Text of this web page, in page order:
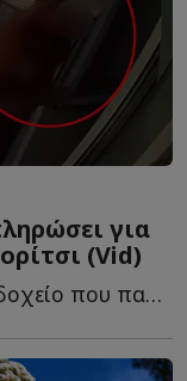
για
(Vid)
Οι αστυνομικοί πήγαν στο ξενοδοχείο που παραθέριζε ο...